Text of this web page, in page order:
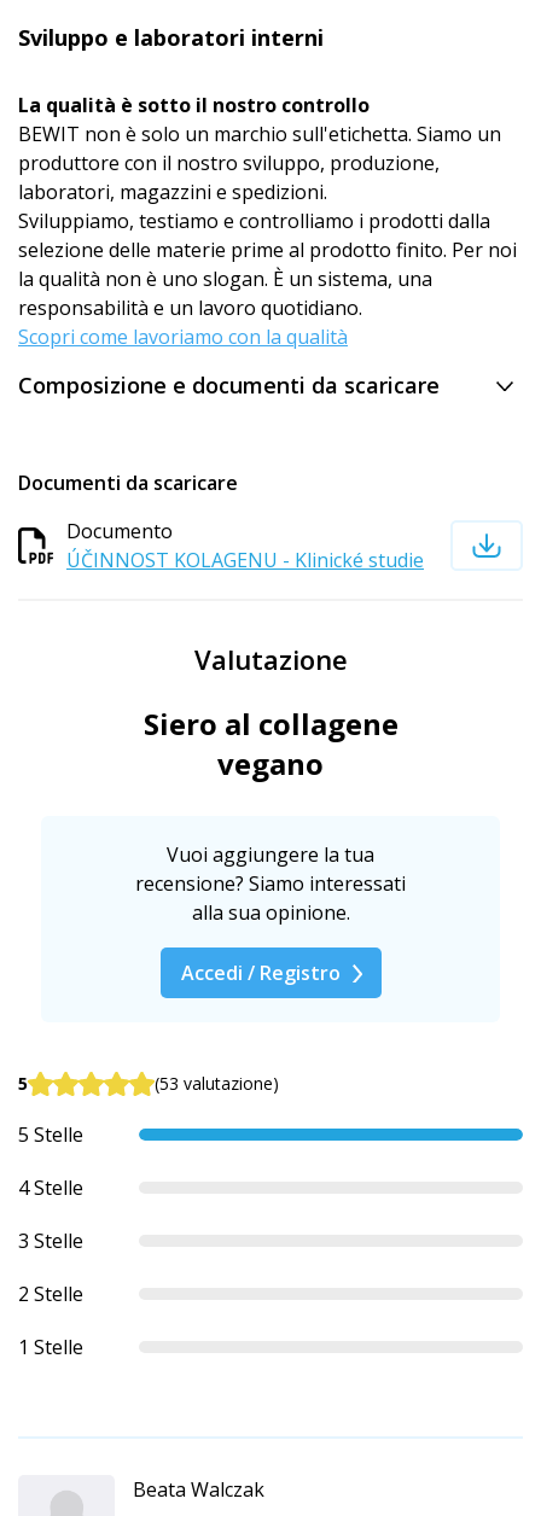
Sviluppo e laboratori interni
La qualità è sotto il nostro controllo
BEWIT non è solo un marchio sull'etichetta. Siamo un
produttore con il nostro sviluppo, produzione,
laboratori, magazzini e spedizioni.
Sviluppiamo, testiamo e controlliamo i prodotti dalla
selezione delle materie prime al prodotto finito. Per noi
la qualità non è uno slogan. È un sistema, una
responsabilità e un lavoro quotidiano.
Scopri come lavoriamo con la qualità
Composizione e documenti da scaricare
Documenti da scaricare
Documento
ÚČINNOST KOLAGENU - Klinické studie
Valutazione
Siero al collagene
vegano
Vuoi aggiungere la tua
recensione? Siamo interessati
alla sua opinione.
Accedi / Registro
5 (53 valutazione)
5 Stelle
4 Stelle
3 Stelle
2 Stelle
1 Stelle
Beata Walczak